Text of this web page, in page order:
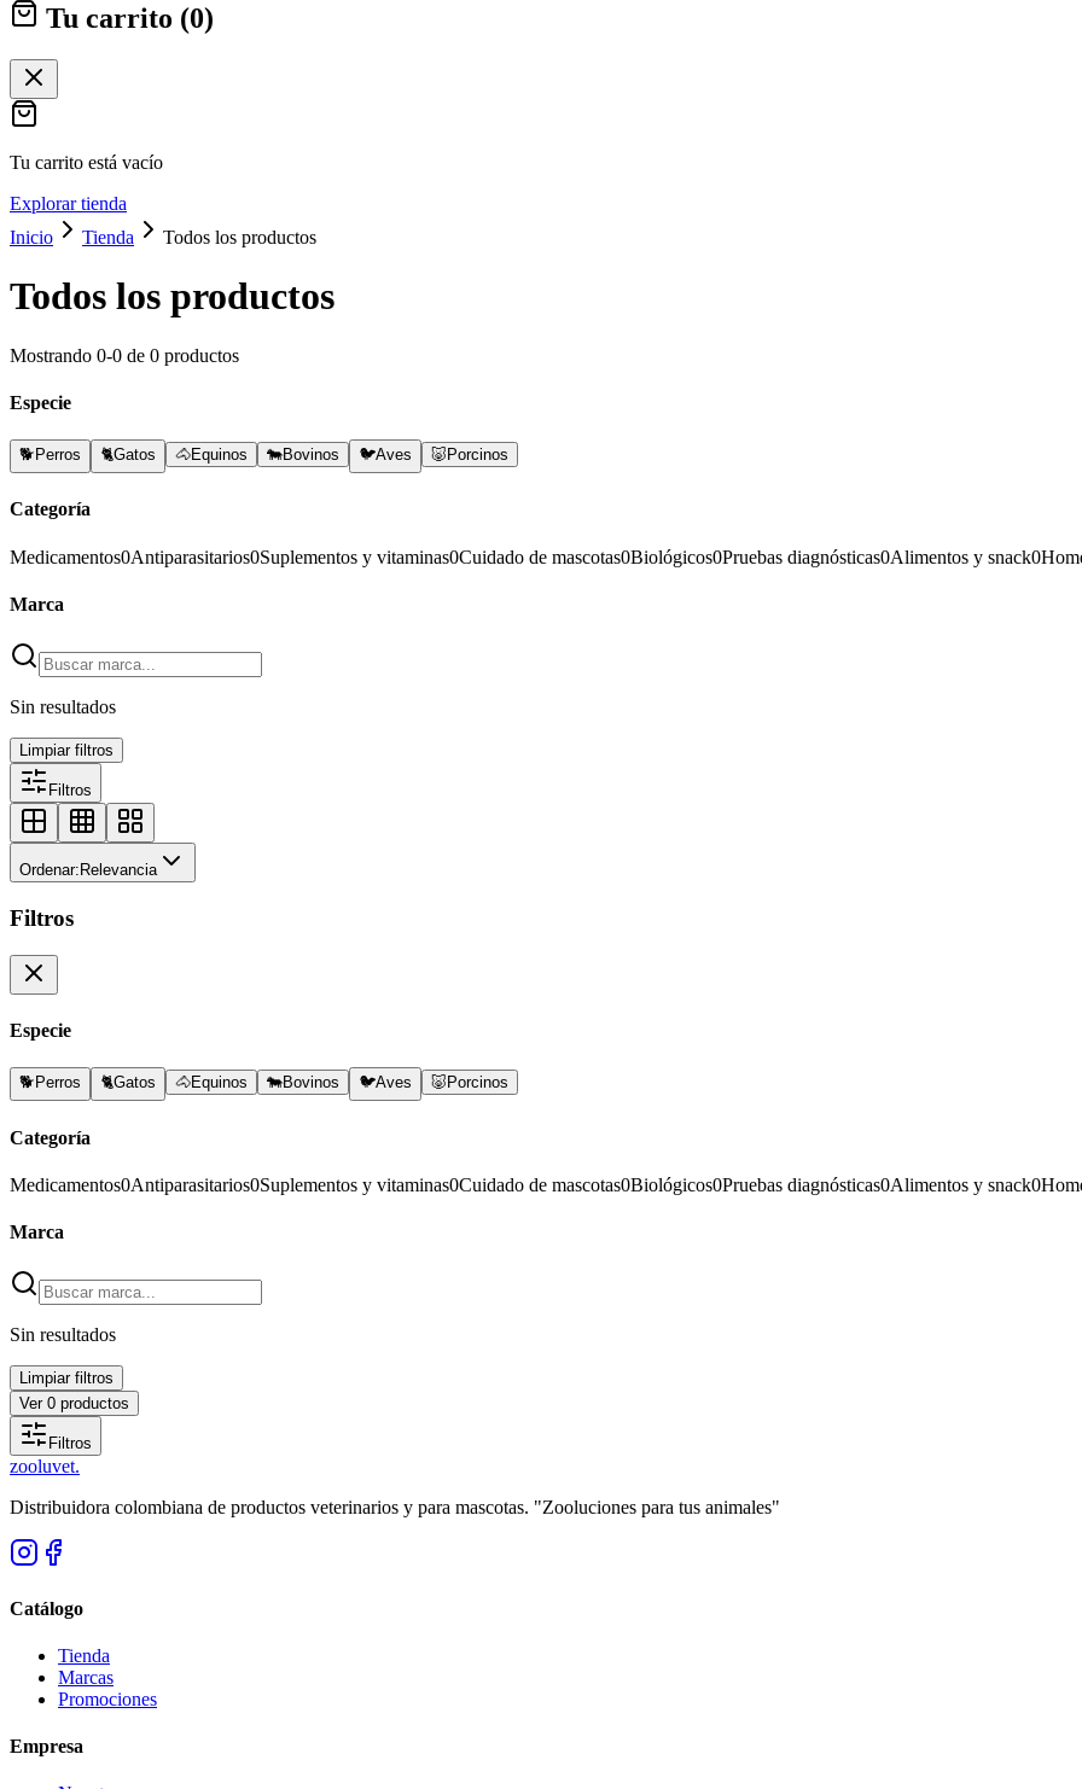
Tu carrito (0)
Tu carrito está vacío
Explorar tienda
Inicio
Tienda Todos los productos
Todos los productos
Mostrando 0-0 de 0 productos
Especie
🐕 Perros 🐈Gatos 🐴Equinos 🐄Bovinos 🐦Aves 🐷 Porcinos
Categoría
Medicamentos0Antiparasitarios0Suplementos y vitaminas0Cuidado de mascotas0Biológicos0Pruebas diagnósticas0Alimentos y snack0
Marca
Sin resultados
Limpiar filtros
Filtros
Ordenar: Relevancia
Filtros
Especie
🐕 Perros 🐈Gatos 🐴Equinos 🐄Bovinos 🐦Aves 🐷 Porcinos
Categoría
Medicamentos0Antiparasitarios0Suplementos y vitaminas0Cuidado de mascotas0Biológicos0Pruebas diagnósticas0Alimentos y snack0
Marca
Sin resultados
Limpiar filtros
Ver 0 productos
Filtros
zooluvet.
Distribuidora colombiana de productos veterinarios y para mascotas. "Zooluciones para tus animales"
Catálogo
Tienda
Marcas
Promociones
Empresa